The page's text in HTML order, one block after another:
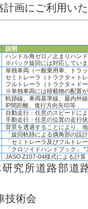
計画にご利用い
説明
ハンドル角ゼロ／止まりハン
※バック旋回には対応してい
単独車両（一般乗用車、トラ
セミトレーラ（トラクタ＋ト
フルトレーラ（トラクタ＋ド
※単独車両には積載物の配置
軌跡線、車両基準線、最内外
IP間距離、進行方向矢印等
自動走行：任意のスピードに
手動走行：任意の位置の走行
背景を透過することにより、
「旋回軌跡による偶角部の設
「セミトレーラ及びフルトレ
「クロソイドハンドブック」
JASO Z107-04様式による計算
究所道路部道
技術会